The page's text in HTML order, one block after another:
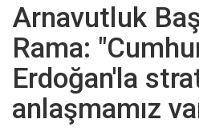
Arnavutluk
Rama:
Erdoğan'la
anlaşmamız